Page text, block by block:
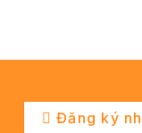
Đăng ký